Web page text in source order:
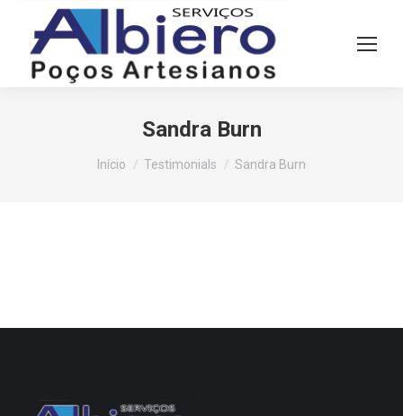
Sandra Burn
Você está aqui:
Início Testimonials Sandra Burn